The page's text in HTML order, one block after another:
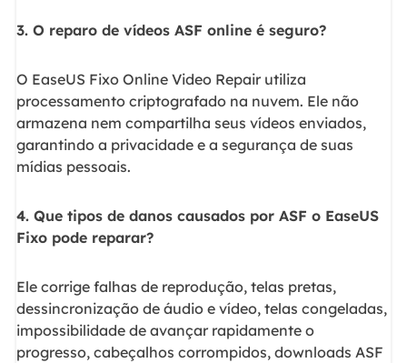
3. O reparo de vídeos ASF online é seguro?
O EaseUS Fixo Online Video Repair utiliza
processamento criptografado na nuvem. Ele não
armazena nem compartilha seus vídeos enviados,
garantindo a privacidade e a segurança de suas
mídias pessoais.
4. Que tipos de danos causados por ASF o EaseUS
Fixo pode reparar?
Ele corrige falhas de reprodução, telas pretas,
dessincronização de áudio e vídeo, telas congeladas,
impossibilidade de avançar rapidamente o
progresso, cabeçalhos corrompidos, downloads ASF